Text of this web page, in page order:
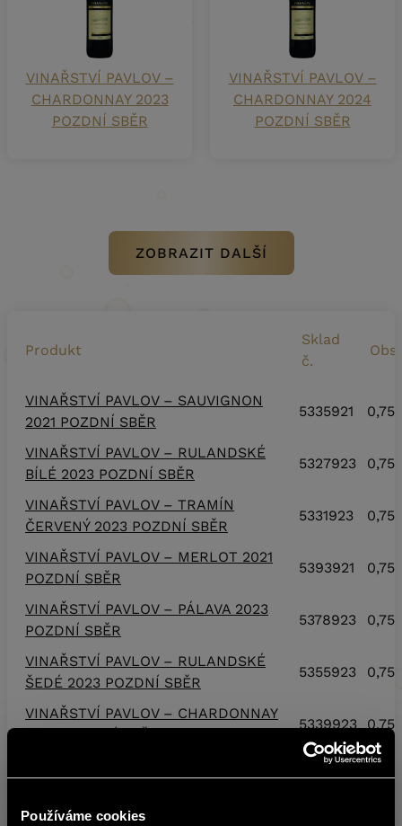
Používáme cookies
VINAŘSTVÍ PAVLOV –
CHARDONNAY 2023
POZDNÍ SBĚR
VINAŘSTVÍ PAVLOV –
CHARDONNAY 2024
POZDNÍ SBĚR
ZOBRAZIT DALŠÍ
Produkt
Sklad
č.
VINAŘSTVÍ PAVLOV – SAUVIGNON
2021 POZDNÍ SBĚR
5335921 0,75
VINAŘSTVÍ PAVLOV – RULANDSKÉ
BÍLÉ 2023 POZDNÍ SBĚR
5327923 0,75
VINAŘSTVÍ PAVLOV – TRAMÍN
ČERVENÝ 2023 POZDNÍ SBĚR
5331923 0,75
VINAŘSTVÍ PAVLOV – MERLOT 2021
POZDNÍ SBĚR
5393921 0,75
VINAŘSTVÍ PAVLOV – PÁLAVA 2023
POZDNÍ SBĚR
5378923 0,75
VINAŘSTVÍ PAVLOV – RULANDSKÉ
ŠEDÉ 2023 POZDNÍ SBĚR
5355923 0,75
VINAŘSTVÍ PAVLOV – CHARDONNAY
5339923 0,75
5339924 0,75
VINAŘSTVÍ PAVLOV – SAUVIGNON